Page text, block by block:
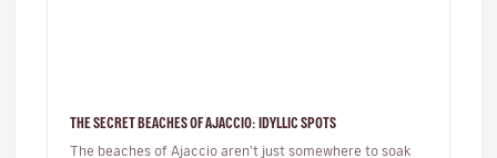
THE SECRET BEACHES OF AJACCIO: IDYLLIC SPOTS
The beaches of Ajaccio aren’t just somewhere to soak